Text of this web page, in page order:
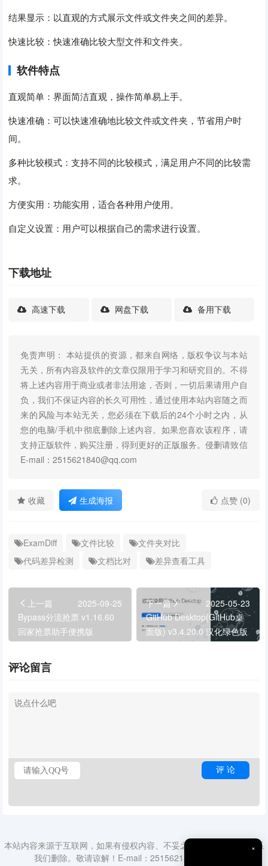
结果显示：以直观的方式展示文件或文件夹之间的差异。
快速比较：快速准确比较大型文件和文件夹。
软件特点
直观简单：界面简洁直观，操作简单易上手。
快速准确：可以快速准确地比较文件或文件夹，节省用户时
间。
多种比较模式：支持不同的比较模式，满足用户不同的比较需
求。
方便实用：功能实用，适合各种用户使用。
自定义设置：用户可以根据自己的需求进行设置。
下载地址
高速下载 网盘下载 备用下载
免责声明： 本站提供的资源，都来自网络，版权争议与本站
无关，所有内容及软件的文章仅限用于学习和研究目的。不得
将上述内容用于商业或者非法用途，否则，一切后果请用户自
负，我们不保证内容的长久可用性，通过使用本站内容随之而
来的风险与本站无关，您必须在下载后的24个小时之内，从
您的电脑/手机中彻底删除上述内容。如果您喜欢该程序，请
支持正版软件，购买注册，得到更好的正版服务。侵删请致信
E-mail：2515621840@qq.com
收藏 生成海报 点赞 (0)
ExamDiff 文件比较
文件夹对比
代码差异检测
文档比对 差异查看工具
上一篇
2025-09-25
Bypass分流抢票 v1.16.60
回家抢票助手便携版
下一篇
2025-05-23
GitHub Desktop(GitHub桌
面版) v3.4.20.0 汉化绿色版
评论留言
本站内容来源于互联网，如果有侵权内容、不妥之处，请第一时间联系
我们删除。敬请谅解！E-mail：2515621840@qq.com
×